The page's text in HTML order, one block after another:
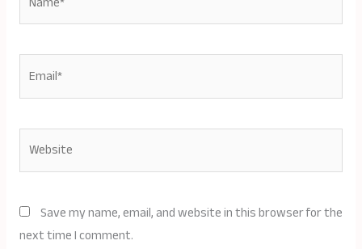
Save my name, email, and website in this browser for the
next time I comment.